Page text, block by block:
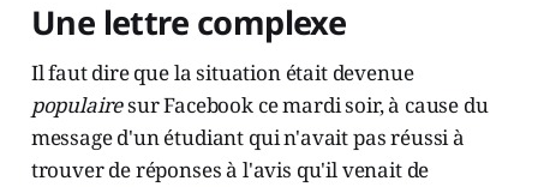
Une lettre complexe
Il faut dire que la situation était devenue
populairesur Facebook ce mardi soir, à cause du
message d'un étudiant qui n'avait pas réussi à
trouver de réponses à l'avis qu'il venait de